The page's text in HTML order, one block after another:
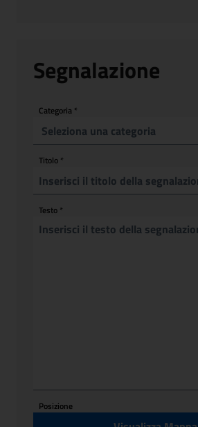
Segnalazione
Categoria *
Titolo *
Testo *
Posizione